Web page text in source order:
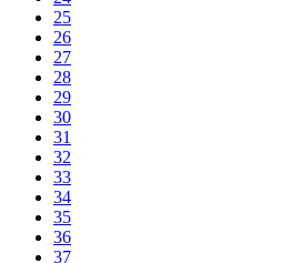
25
26
27
28
29
30
31
32
33
34
35
36
37